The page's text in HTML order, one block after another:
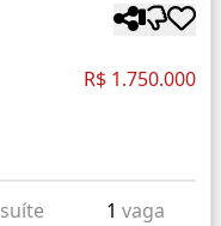
R$ 1.750.000
suíte 1 vaga